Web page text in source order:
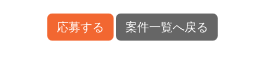
応募する 案件一覧へ戻る